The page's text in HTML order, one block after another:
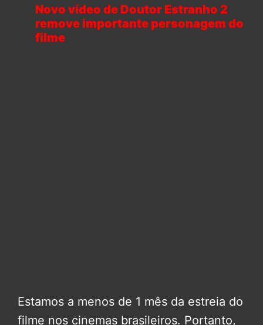
Novo vídeo de Doutor Estranho 2
remove importante personagem do
filme
Estamos a menos de 1 mês da estreia do
filme nos cinemas brasileiros. Portanto,